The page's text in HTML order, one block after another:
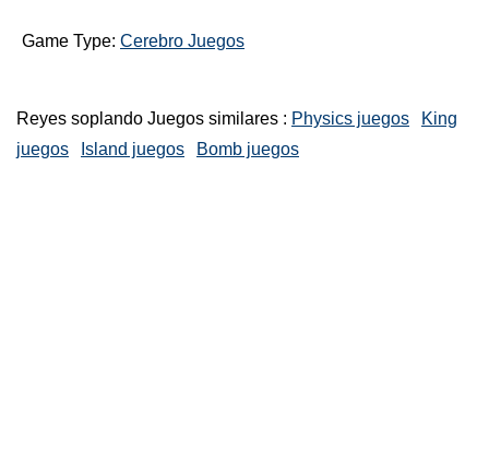
Game Type: Cerebro Juegos
Reyes soplando Juegos similares : Physics juegos
King
juegos
Island juegos Bomb juegos